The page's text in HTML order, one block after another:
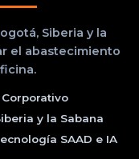
Siberia y la
el abastecimiento
y la Sabana
SAAD e IA